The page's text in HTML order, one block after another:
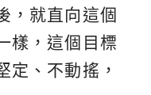
，就直向這個
樣，這個目標
定、不動搖，